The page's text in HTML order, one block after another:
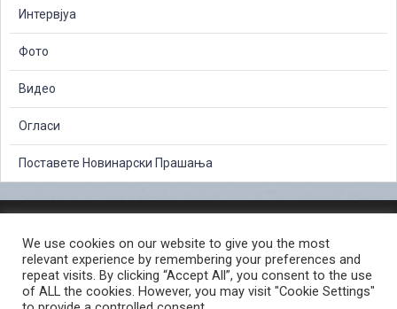
Интервјуа
Фото
Видео
Огласи
Поставете Новинарски Прашања
СЛОБОДЕН ПРИСТАП ДО ИНФОРМАЦИИ ОД ЈАВЕН КАРАКТЕР
ПОСТАПКА ЗА ПРИЈАВА НА КРИВИЧНО ДЕЛО
КОРИСНИ ЛИНКОВИ
ПОЛИТИКА ЗА ПРИВАТНОСТ ВЕБ СТРАНИЦА
We use cookies on our website to give you the most
relevant experience by remembering your preferences and
repeat visits. By clicking “Accept All”, you consent to the use
of ALL the cookies. However, you may visit "Cookie Settings"